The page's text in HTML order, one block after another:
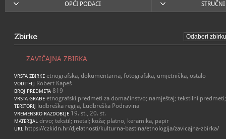
OPĆI PODACI
Zbirke
ZAVIČAJNA ZBIRKA
VRSTA ZBIRKE etnografska, dokumentarna, fotografska, umjetnička, ostalo
VODITELJ Robert Kapeš
BROJ PREDMETA 819
VRSTA GRAĐE etnografski predmeti za domaćinstvo; namještaj; tekstilni
TERITORIJ ludbreška regija, Ludbreška Podravina
VREMENSKO RAZDOBLJE 19. st., 20. st.
MATERIJAL drvo; tekstil; metal; koža; platno, keramika, papir
URL https://czkidn.hr/djelatnosti/kulturna-bastina/etnologija/zavicajna-zbirka/